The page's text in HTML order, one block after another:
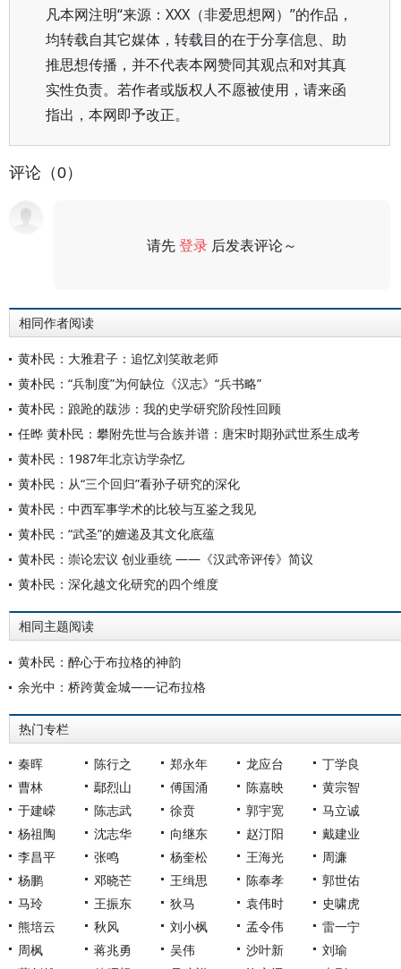
凡本网注明“来源：XXX（非爱思想网）”的作品，
均转载自其它媒体，转载目的在于分享信息、助
推思想传播，并不代表本网赞同其观点和对其真
实性负责。若作者或版权人不愿被使用，请来函
指出，本网即予改正。
评论（0）
请先登录 后发表评论～
相同作者阅读
黄朴民：大雅君子：追忆刘笑敢老师
黄朴民：“兵制度”为何缺位《汉志》“兵书略”
黄朴民：踉跄的跋涉：我的史学研究阶段性回顾
任晔 黄朴民：攀附先世与合族并谱：唐宋时期孙武世系生成考
黄朴民：1987年北京访学杂忆
黄朴民：从“三个回归”看孙子研究的深化
黄朴民：中西军事学术的比较与互鉴之我见
黄朴民：“武圣”的嬗递及其文化底蕴
黄朴民：崇论宏议 创业垂统 ——《汉武帝评传》简议
黄朴民：深化越文化研究的四个维度
相同主题阅读
黄朴民：醉心于布拉格的神韵
余光中：桥跨黄金城——记布拉格
热门专栏
秦晖 陈行之 郑永年 龙应台
丁学良
曹林
鄢烈山 傅国涌 陈嘉映
黄宗智
于建嵘
陈志武 徐贲 郭宇宽
马立诚
杨祖陶
沈志华 向继东 赵汀阳
戴建业
李昌平
张鸣 杨奎松 王海光
周濂
杨鹏
邓晓芒 王缉思 陈奉孝
郭世佑
马玲
王振东 狄马 袁伟时
史啸虎
熊培云
秋风 刘小枫 孟令伟
雷一宁
周枫
蒋兆勇 吴伟 沙叶新
刘瑜